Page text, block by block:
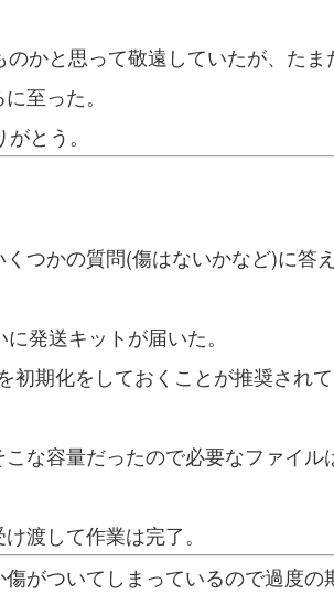
かと思って敬遠していたが、た
至った。
とう。
つかの質問(傷はないかなど)に答
発送キットが届いた。
期化をしておくことが推奨されて
な容量だったので必要なファイ
渡して作業は完了。
がついてしまっているので過度の